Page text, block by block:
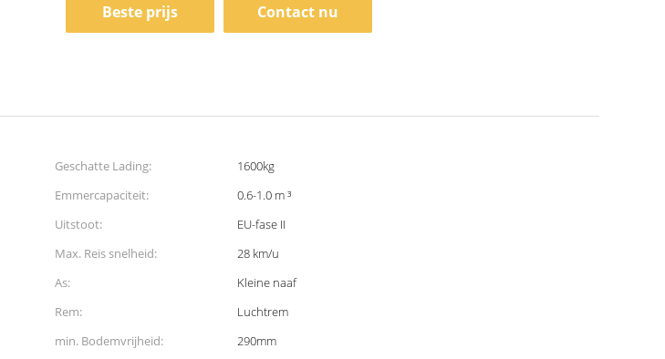
Beste prijs Contact nu
Geschatte Lading:
1600kg
Emmercapaciteit:
0.6-1.0 m ³
Uitstoot:
EU-fase II
Max. Reis snelheid:
28 km/u
As:
Kleine naaf
Rem:
Luchtrem
min. Bodemvrijheid:
290mm